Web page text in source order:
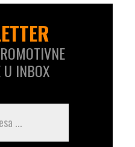
U INBOX